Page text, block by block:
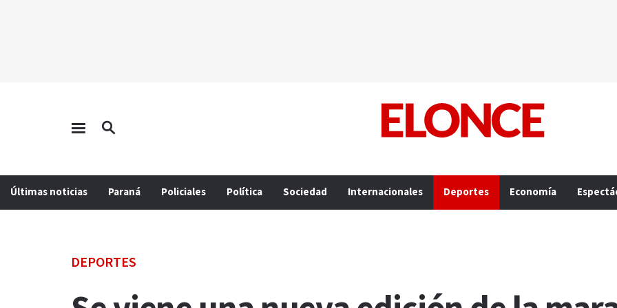
Últimas noticias Paraná Policiales Política Sociedad Internacionales Deportes Economía
DEPORTES